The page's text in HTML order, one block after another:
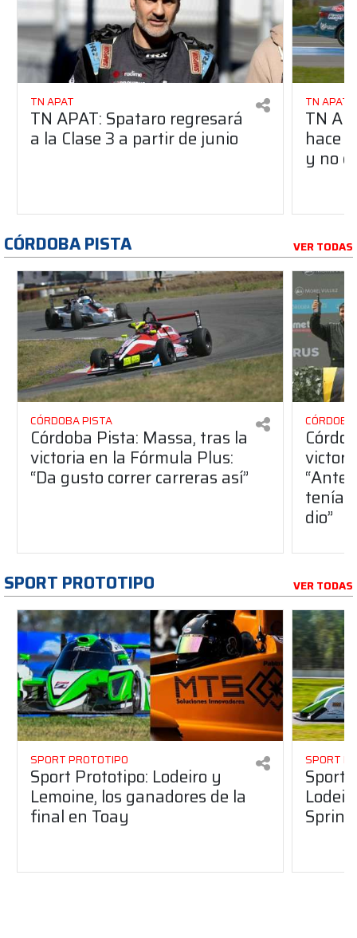
TN APAT
TN APAT: Spataro regresará
a la Clase 3 a partir de junio
TN APAT
TN
hace
y no
CÓRDOBA PISTA VER TODAS
CÓRDOBA PISTA
Córdoba Pista: Massa, tras la
victoria en la Fórmula Plus:
“Da gusto correr carreras así”
dio”
SPORT PROTOTIPO VER TODAS
SPORT PROTOTIPO
Sport Prototipo: Lodeiro y
Lemoine, los ganadores de la
final en Toay
SPORT
Sport
Sprint